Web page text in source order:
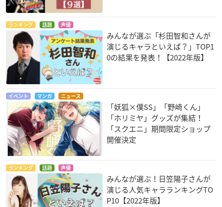
ランキング 話題 声優
みんなが選ぶ「杉田智和さんが
演じるキャラといえば？」TOP1
0の結果を発表！【2022年版】
イベント マンガ ニュース
「妖狐×僕SS」「野崎くん」
「ホリミヤ」グッズが集結！
「スクエニ」期間限定ショップ
開催決定
ランキング 話題 声優
みんなが選ぶ！日笠陽子さんが
演じる人気キャラランキングTO
P10【2022年版】